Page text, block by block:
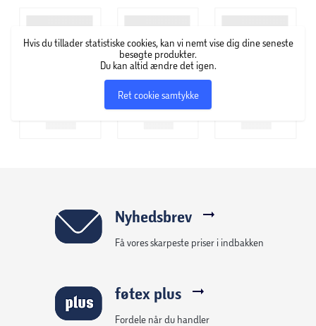
Sideindførte lommer, der forhindrer kort i at falde
Sort baggrund, som fremhæver dine kort visuelt
Vandafvisende yderskal – ideel til transport og
udstilling
Hvis du tillader statistiske cookies, kan vi nemt vise dig dine seneste
besøgte produkter.
Du kan altid ændre det igen.
Ret cookie samtykke
Nyhedsbrev
Få vores skarpeste priser i indbakken
føtex plus
Fordele når du handler